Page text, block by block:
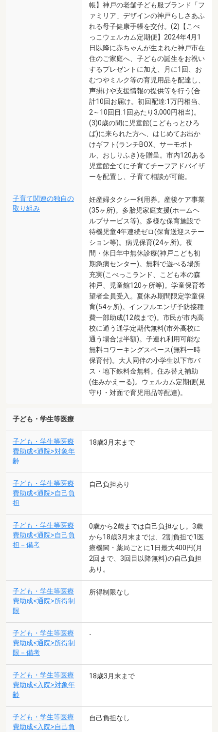
帳】神戸の老舗子ども服ブランド「フ
ァミリア」デザインの神戸らしさあふ
れる母子健康手帳を交付。(2)【こべ
っこウェルカム定期便】2024年4月1
日以降に赤ちゃんが生まれた神戸市在
住のご家庭へ、子どもの誕生をお祝い
するプレゼントに加え、月に1回、お
むつやミルク等の育児用品を配達し、
声掛けや支援情報の提供等を行う(合
計10回お届け。初回配達:1万円相当、
2～10回目:1回あたり3,000円相当)。
(3)0歳の間に児童館(こどもっとひろ
ば)に来られた方へ、はじめてお出か
けギフト(ランチBOX、サーモボト
ル、おしりふき)を贈呈。市内120ある
児童館全てに子育てチーフアドバイザ
ーを配置し、子育て相談が可能。
子育て関連の独自の
取り組み
妊産婦タクシー利用券。産後ケア事業
(35ヶ所)。多胎児家庭支援(ホームヘ
ルプサービス等)。多様な保育施設で
待機児童4年連続ゼロ(保育送迎ステー
ション等)。病児保育(24ヶ所)。夜
間・休日年中無休診療(神戸こども初
期急病センター)。無料で遊べる場所
充実(こべっこランド、こども本の森
神戸、児童館120ヶ所等)。学童保育希
望者全員受入。夏休み期間限定学童保
育(54ヶ所)。インフルエンザ予防接種
費一部助成(12歳まで)。市民が市内高
校に通う通学定期代無料(市外高校に
通う場合は半額)。子連れ利用可能な
無料コワーキングスペース(無料一時
保育付)。大人同伴の小学生以下市バ
ス・地下鉄料金無料。住み替え補助
(住みかえーる)。ウェルカム定期便(見
守り・対面で育児用品等配達)。
子ども・学生等医療
子ども・学生等医療
費助成<通院>対象年
齢
18歳3月末まで
子ども・学生等医療
費助成<通院>自己負
担
自己負担あり
子ども・学生等医療
費助成<通院>自己負
担－備考
0歳から2歳までは自己負担なし。3歳
から18歳3月末までは、2割負担で1医
療機関・薬局ごとに1日最大400円(月
2回まで、3回目以降無料)の自己負担
あり。
子ども・学生等医療
費助成<通院>所得制
限
所得制限なし
子ども・学生等医療
費助成<通院>所得制
限－備考
-
子ども・学生等医療
費助成<入院>対象年
齢
18歳3月末まで
子ども・学生等医療
費助成<入院>自己負
自己負担なし